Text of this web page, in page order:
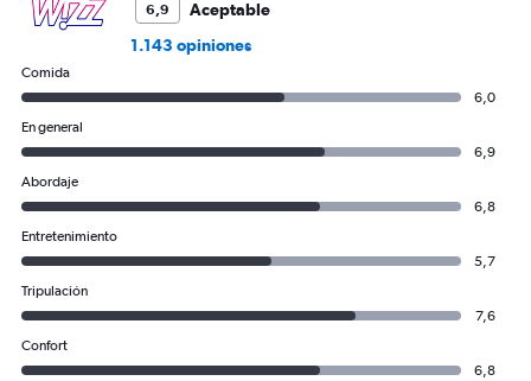
7.5.
6,9
Aceptable
1.143 opiniones
Comida
6,0
En general
6,9
Abordaje
6,8
Entretenimiento
5,7
Tripulación
7,6
Confort
6,8